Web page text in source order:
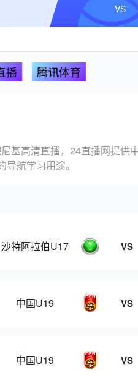
VS
播 腾讯体育
基高清直播，24直播网提
航学习用途。
沙特阿拉伯U17 VS
中国U19 VS
中国U19 VS